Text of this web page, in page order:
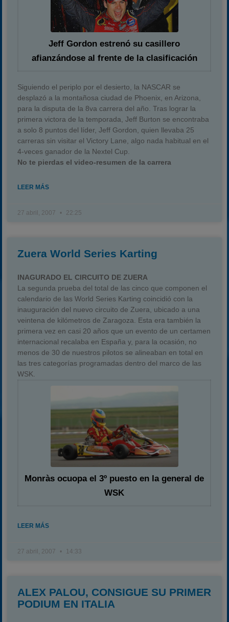
Jeff Gordon estrenó su casillero
afianzándose al frente de la clasificación
Siguiendo el periplo por el desierto, la NASCAR se
desplazó a la montañosa ciudad de Phoenix, en Arizona,
para la disputa de la 8va carrera del año. Tras lograr la
primera victora de la temporada, Jeff Burton se encontraba
a solo 8 puntos del líder, Jeff Gordon, quien llevaba 25
carreras sin visitar el Victory Lane, algo nada habitual en el
4-veces ganador de la Nextel Cup.
No te pierdas el video-resumen de la carrera
LEER MÁS
27 abril, 2007 22:25
Zuera World Series Karting
INAGURADO EL CIRCUITO DE ZUERA
La segunda prueba del total de las cinco que componen el
calendario de las World Series Karting coincidió con la
inauguración del nuevo circuito de Zuera, ubicado a una
veintena de kilómetros de Zaragoza. Esta era también la
primera vez en casi 20 años que un evento de un certamen
internacional recalaba en España y, para la ocasión, no
menos de 30 de nuestros pilotos se alineaban en total en
las tres categorías programadas dentro del marco de las
WSK.
Monràs ocuopa el 3º puesto en la general de
WSK
LEER MÁS
27 abril, 2007 14:33
ALEX PALOU, CONSIGUE SU PRIMER
PODIUM EN ITALIA